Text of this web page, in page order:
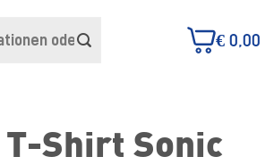
€ 0,00
T-Shirt Sonic